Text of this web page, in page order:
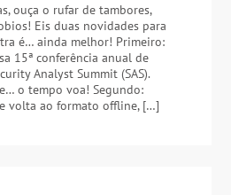
ouça o rufar de tambores,
Eis duas novidades para
é… ainda melhor! Primeiro:
15ª conferência anual de
Analyst Summit (SAS).
o tempo voa! Segundo:
volta ao formato offline, […]